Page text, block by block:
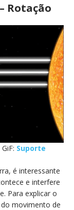
Rotação
Suporte
é interessante
e interfere
Para explicar o
movimento de